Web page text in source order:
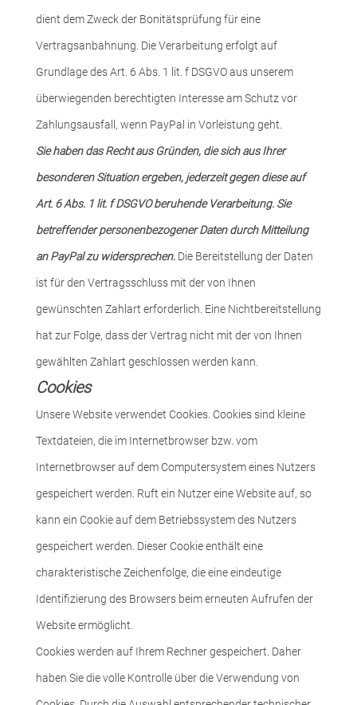
dient dem Zweck der Bonitätsprüfung für eine
Vertragsanbahnung. Die Verarbeitung erfolgt auf
Grundlage des Art. 6 Abs. 1 lit. f DSGVO aus unserem
überwiegenden berechtigten Interesse am Schutz vor
Zahlungsausfall, wenn PayPal in Vorleistung geht.
Sie haben das Recht aus Gründen, die sich aus Ihrer
besonderen Situation ergeben, jederzeit gegen diese auf
Art. 6 Abs. 1 lit. f DSGVO beruhende Verarbeitung. Sie
betreffender personenbezogener Daten durch Mitteilung
an PayPal zu widersprechen.Die Bereitstellung der Daten
ist für den Vertragsschluss mit der von Ihnen
gewünschten Zahlart erforderlich. Eine Nichtbereitstellung
hat zur Folge, dass der Vertrag nicht mit der von Ihnen
gewählten Zahlart geschlossen werden kann.
Cookies
Unsere Website verwendet Cookies. Cookies sind kleine
Textdateien, die im Internetbrowser bzw. vom
Internetbrowser auf dem Computersystem eines Nutzers
gespeichert werden. Ruft ein Nutzer eine Website auf, so
kann ein Cookie auf dem Betriebssystem des Nutzers
gespeichert werden. Dieser Cookie enthält eine
charakteristische Zeichenfolge, die eine eindeutige
Identifizierung des Browsers beim erneuten Aufrufen der
Website ermöglicht.
Cookies werden auf Ihrem Rechner gespeichert. Daher
haben Sie die volle Kontrolle über die Verwendung von